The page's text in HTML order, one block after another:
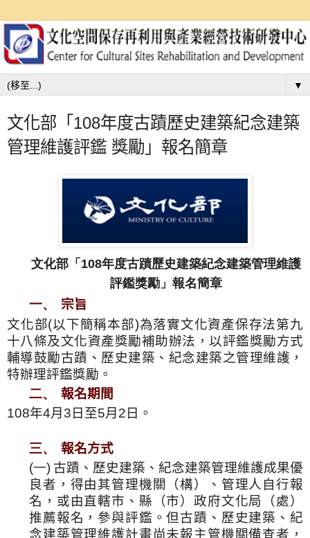
▼
文化部「108年度古蹟歷史建築紀念建築
管理維護評鑑 獎勵」報名簡章
文化部「108年度古蹟歷史建築紀念建築管理維護
評鑑獎勵」報名簡章
一、
宗旨
文化部(以下簡稱本部)為落實文化資產保存法第九
十八條及文化資產獎勵補助辦法，以評鑑獎勵方式
輔導鼓勵古蹟、歷史建築、紀念建築之管理維護，
特辦理評鑑獎勵。
二、
報名期間
108年4月 3日至5月 2日。
三、
報名方式
(一) 古蹟、歷史建築、紀念建築管理維護成果優
良者，得由其管理機關（構）、管理人自行報
名，或由直轄市、縣（市）政府文化局（處）
推薦報名，參與評鑑。但古蹟、歷史建築、紀
念建築管理維護計畫尚未報主管機關備查者，